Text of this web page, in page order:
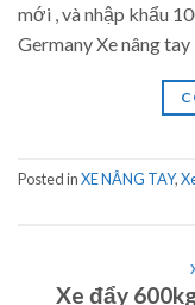
mới , và nhập khẩu
Germany Xe nâng
Posted inXE NÂNG TAY,
Xe đẩy